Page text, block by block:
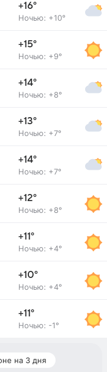
+16°
Ночью: +10°
+15°
Ночью: +9°
+14°
Ночью: +8°
+13°
Ночью: +7°
+14°
Ночью: +7°
+12°
Ночью: +8°
+11°
Ночью: +4°
+10°
Ночью: +4°
+11°
Ночью: -1°
на 3 дня